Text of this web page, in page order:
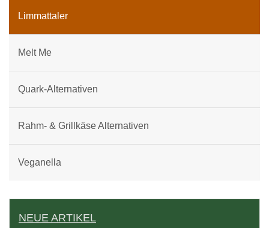
Limmattaler
Melt Me
Quark-Alternativen
Rahm- & Grillkäse Alternativen
Veganella
NEUE ARTIKEL